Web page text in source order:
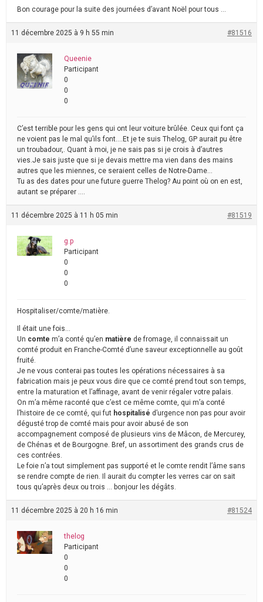
Bon courage pour la suite des journées d’avant Noël pour tous …
11 décembre 2025 à 9 h 55 min #81516
Queenie
Participant
0
0
0
C’est terrible pour les gens qui ont leur voiture brûlée. Ceux qui font ça
ne voient pas le mal qu’ils font….Et je te suis Thelog, GP aurait pu être
un troubadour,. Quant à moi, je ne sais pas si je crois à d’autres
vies.Je sais juste que si je devais mettre ma vien dans des mains
autres que les miennes, ce seraient celles de Notre-Dame…
Tu as des dates pour une future guerre Thelog? Au point où on en est,
autant se préparer ….
11 décembre 2025 à 11 h 05 min #81519
g.p
Participant
0
0
0
Hospitaliser/comte/matière.
Il était une fois…
Un comte m’a conté qu’en matière de fromage, il connaissait un
comté produit en Franche-Comté d’une saveur exceptionnelle au goût
fruité.
Je ne vous conterai pas toutes les opérations nécessaires à sa
fabrication mais je peux vous dire que ce comté prend tout son temps,
entre la maturation et l’affinage, avant de venir régaler votre palais.
On m’a même raconté que c’est ce même comte, qui m’a conté
l’histoire de ce comté, qui fut hospitalisé d’urgence non pas pour avoir
dégusté trop de comté mais pour avoir abusé de son
accompagnement composé de plusieurs vins de Mâcon, de Mercurey,
de Chénas et de Bourgogne. Bref, un assortiment des grands crus de
ces contrées.
Le foie n’a tout simplement pas supporté et le comte rendit l’âme sans
se rendre compte de rien. Il aurait du compter les verres car on sait
tous qu’après deux ou trois … bonjour les dégâts.
11 décembre 2025 à 20 h 16 min #81524
thelog
Participant
0
0
0